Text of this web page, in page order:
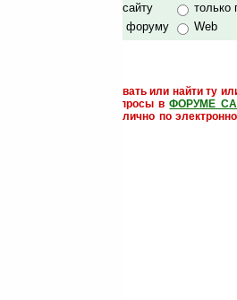
только по сайту
только
по сайту и форуму
Web
знаете как использовать или найти ту
- пишите свои вопросы вФОРУМЕ
или автор сайта лично по